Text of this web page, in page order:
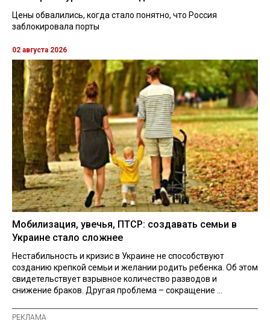
Цены обвалились, когда стало понятно, что Россия
заблокировала порты
02 августа 2026
Мобилизация, увечья, ПТСР: создавать семьи в
Украине стало сложнее
Нестабильность и кризис в Украине не способствуют
созданию крепкой семьи и желании родить ребенка. Об этом
свидетельствует взрывное количество разводов и
снижение браков. Другая проблема – сокращение ...